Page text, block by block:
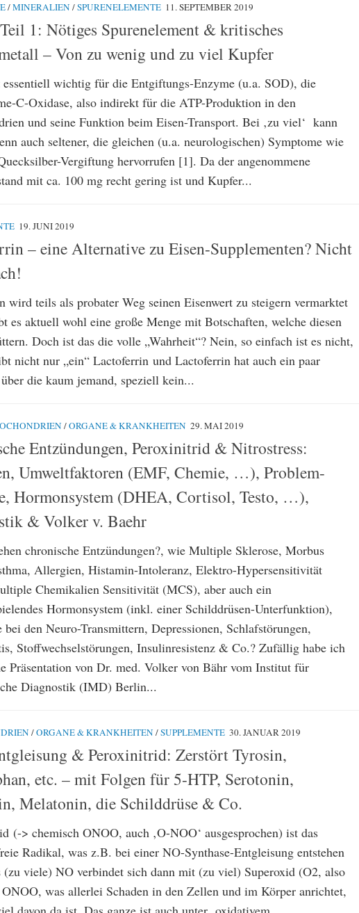
/MINERALIEN /SPURENELEMENTE 11. SEPTEMBER 2019
1: Nötiges Spurenelement & kritisches
– Von zu wenig und zu viel Kupfer
wichtig für die Entgiftungs-Enzyme (u.a. SOD), die
C-Oxidase, also indirekt für die ATP-Produktion in den
und seine Funktion beim Eisen-Transport. Bei ‚zu viel‘ kann
auch seltener, die gleichen (u.a. neurologischen) Symptome wie
Vergiftung hervorrufen [1]. Da der angenommene
mit ca. 100 mg recht gering ist und Kupfer...
19. JUNI 2019
– eine Alternative zu Eisen-Supplementen? Nicht
wird teils als probater Weg seinen Eisenwert zu steigern vermarktet
es aktuell wohl eine große Menge mit Botschaften, welche diesen
Doch ist das die volle „Wahrheit“? Nein, so einfach ist es nicht,
nicht nur „ein“ Lactoferrin und Lactoferrin hat auch ein paar
die kaum jemand, speziell kein...
/ORGANE & KRANKHEITEN 29. MAI 2019
Entzündungen, Peroxinitrid & Nitrostress:
Umweltfaktoren (EMF, Chemie, …), Problem-
Hormonsystem (DHEA, Cortisol, Testo, …),
& Volker v. Baehr
chronische Entzündungen?, wie Multiple Sklerose, Morbus
Allergien, Histamin-Intoleranz, Elektro-Hypersensitivität
Chemikalien Sensitivität (MCS), aber auch ein
Hormonsystem (inkl. einer Schilddrüsen-Unterfunktion),
bei den Neuro-Transmittern, Depressionen, Schlafstörungen,
Stoffwechselstörungen, Insulinresistenz & Co.? Zufällig habe ich
Präsentation von Dr. med. Volker von Bähr vom Institut für
Diagnostik (IMD) Berlin...
/ORGANE & KRANKHEITEN /SUPPLEMENTE 30. JANUAR 2019
& Peroxinitrid: Zerstört Tyrosin,
etc. – mit Folgen für 5-HTP, Serotonin,
Melatonin, die Schilddrüse & Co.
(-> chemisch ONOO, auch ‚O-NOO‘ ausgesprochen) ist das
Radikal, was z.B. bei einer NO-Synthase-Entgleisung entstehen
(zu viele) NO verbindet sich dann mit (zu viel) Superoxid (O2, also
was allerlei Schaden in den Zellen und im Körper anrichtet,